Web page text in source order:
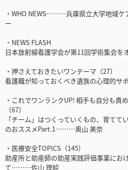
・WHO NEWS………兵庫県立大学地域ケ
ー
・NEWS FLASH
日本放射線看護学会が第11回学術集会を
・押さえておきたいワンテーマ（27）
看護職が知っておくべき遺族の心理的
・これでワンランクUP! 相手も自分も責
（67）
「チーム」はつくっていくもの、育て
のおススメPart.1………奥山 美奈
・医療安全TOPICS（145）
助産所と助産師の助産実践評価事業にお
て………佐山 理絵